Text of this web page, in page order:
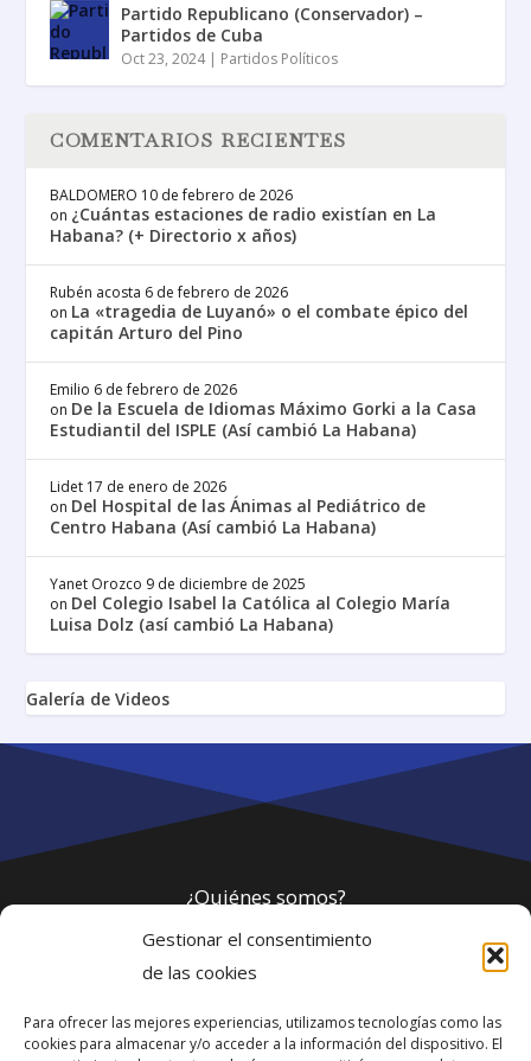
Gestionar el consentimiento
de las cookies
Para ofrecer las mejores experiencias, utilizamos tecnologías como las
cookies para almacenar y/o acceder a la información del dispositivo. El
Partido Republicano (Conservador) –
Partidos de Cuba
Oct 23, 2024| Partidos Políticos
COMENTARIOS RECIENTES
BALDOMERO 10 de febrero de 2026
on ¿Cuántas estaciones de radio existían en La
Habana? (+ Directorio x años)
Rubén acosta 6 de febrero de 2026
on La «tragedia de Luyanó» o el combate épico del
capitán Arturo del Pino
Emilio 6 de febrero de 2026
on De la Escuela de Idiomas Máximo Gorki a la Casa
Estudiantil del ISPLE (Así cambió La Habana)
Lidet 17 de enero de 2026
on Del Hospital de las Ánimas al Pediátrico de
Centro Habana (Así cambió La Habana)
Yanet Orozco 9 de diciembre de 2025
on Del Colegio Isabel la Católica al Colegio María
Luisa Dolz (así cambió La Habana)
Galería de Videos
¿Quiénes somos?
Política de privacidad
Webmaster